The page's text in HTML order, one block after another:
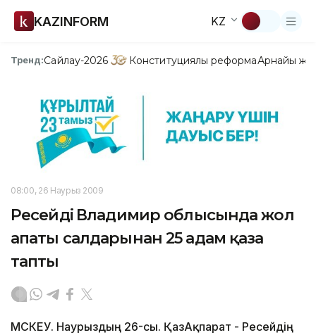
KAZINFORM KZ
Тренд:Сайлау-2026 Конституциялық реформаАрнайы
08:00, 26 Наурыз 2009
Ресейдің Владимир облысында жол
апаты салдарынан 25 адам қаза
тапты
МӘСКЕУ. Наурыздың 26-сы. ҚазАқпарат - Ресейдің